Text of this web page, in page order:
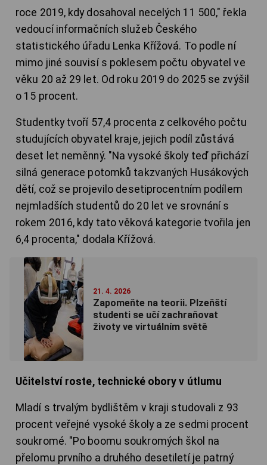
roce 2019, kdy dosahoval necelých 11 500," řekla
vedoucí informačních služeb Českého
statistického úřadu Lenka Křížová. To podle ní
mimo jiné souvisí s poklesem počtu obyvatel ve
věku 20 až 29 let. Od roku 2019 do 2025 se zvýšil
o 15 procent.
Studentky tvoří 57,4 procenta z celkového počtu
studujících obyvatel kraje, jejich podíl zůstává
deset let neměnný. "Na vysoké školy teď přichází
silná generace potomků takzvaných Husákových
dětí, což se projevilo desetiprocentním podílem
nejmladších studentů do 20 let ve srovnání s
rokem 2016, kdy tato věková kategorie tvořila jen
6,4 procenta," dodala Křížová.
21. 4. 2026
Zapomeňte na teorii. Plzeňští
studenti se učí zachraňovat
životy ve virtuálním světě
Učitelství roste, technické obory v útlumu
Mladí s trvalým bydlištěm v kraji studovali z 93
procent veřejné vysoké školy a ze sedmi procent
soukromé. "Po boomu soukromých škol na
přelomu prvního a druhého desetiletí je patrný